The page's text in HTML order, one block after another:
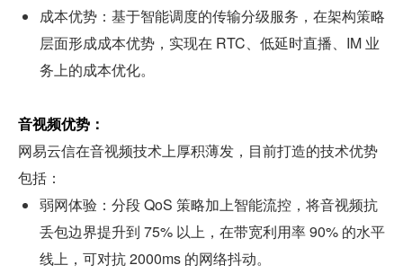
成本优势：基于智能调度的传输分级服务，在架构策略
层面形成成本优势，实现在 RTC、低延时直播、IM 业
务上的成本优化。
音视频优势：
网易云信在音视频技术上厚积薄发，目前打造的技术优势
包括：
弱网体验：分段 QoS 策略加上智能流控，将音视频抗
丢包边界提升到 75% 以上，在带宽利用率 90% 的水平
线上，可对抗 2000ms 的网络抖动。